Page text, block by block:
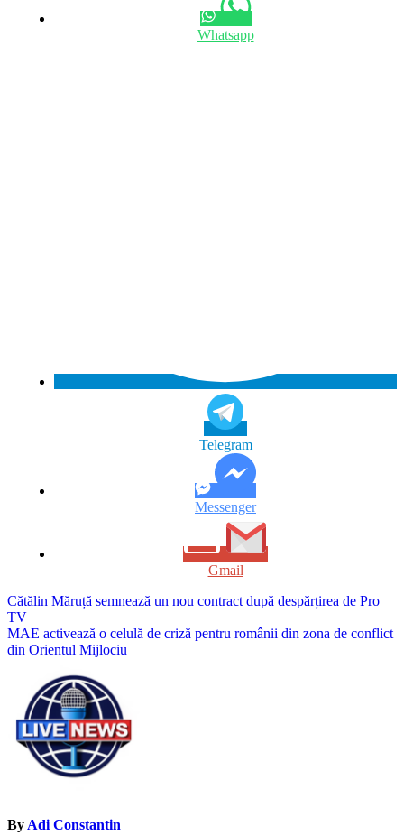
Whatsapp
Telegram
Messenger
Gmail
Navigare
în
articole
Cătălin Măruță semnează un nou contract după despărțirea de Pro
TV
MAE activează o celulă de criză pentru românii din zona de conflict
din Orientul Mijlociu
By Adi Constantin